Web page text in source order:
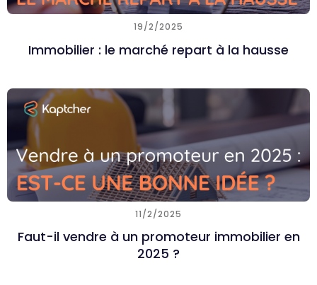
19/2/2025
Immobilier : le marché repart à la hausse
11/2/2025
Faut-il vendre à un promoteur immobilier en
2025 ?